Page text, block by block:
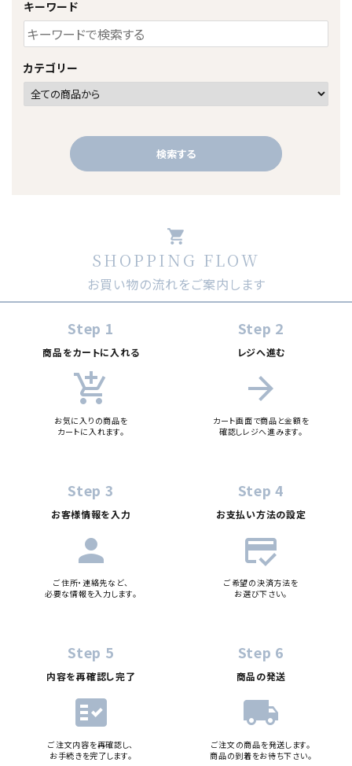
キーワード
カテゴリー
検索する
キーワード
カテゴリー
検索する
shopping_cart
SHOPPING FLOW
お買い物の流れをご案内します
Step 1
商品をカートに入れる
add_shopping_cart
お気に入りの商品を
カートに入れます。
Step 2
レジへ進む
arrow_forward
カート画面で商品と金額を
確認しレジへ進みます。
Step 3
お客様情報を入力
person
ご住所・連絡先など、
必要な情報を入力します。
Step 4
お支払い方法の設定
credit_score
ご希望の決済方法を
お選び下さい。
Step 5
内容を再確認し完了
fact_check
ご注文内容を再確認し、
お手続きを完了します。
Step 6
商品の発送
local_shipping
ご注文の商品を発送します。
商品の到着をお待ち下さい。